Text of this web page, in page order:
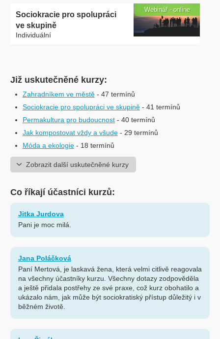
Sociokracie pro spolupráci
ve skupině
Individuální
Webinář - online
Již uskutečněné kurzy:
Zahradníkem ve městě - 47 termínů
Sociokracie pro spolupráci ve skupině - 41 termínů
Permakultura pro budoucnost - 40 termínů
Jak kompostovat vždy a všude - 29 termínů
Móda a ekologie - 18 termínů
Zobrazit další uskutečněné kurzy
Co říkají účastníci kurzů:
Jitka Jurdova
Pani je moc milá.
Jana Poláčková
Paní Mertová, je laskavá žena, která velmi citlivě reagovala
na všechny účastníky kurzu. Všechny dotazy zodpověděla
a ještě přidala postřehy ze své praxe, což kurz obohatilo a
ukázalo nám, jak může být sociokratiský přístup důležitý i v
běžném životě.